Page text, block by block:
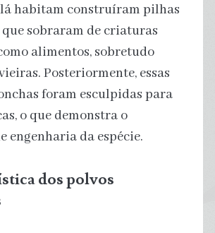
habitam construíram pilhas
que sobraram de criaturas
alimentos, sobretudo
Posteriormente, essas
foram esculpidas para
o que demonstra o
engenharia da espécie.
dos polvos